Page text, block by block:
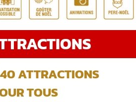
ATTRACTIONS
TOUS